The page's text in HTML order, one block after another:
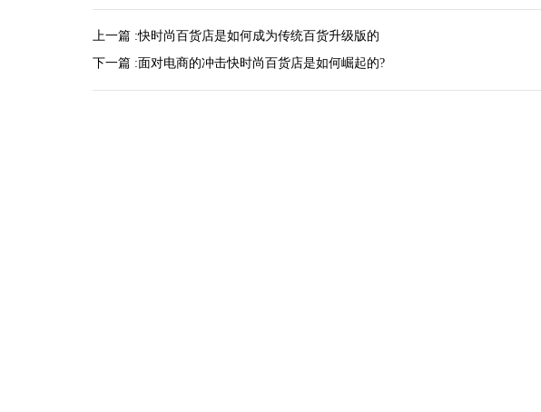
上一篇 :快时尚百货店是如何成为传统百货升级版的
下一篇 :面对电商的冲击快时尚百货店是如何崛起的?